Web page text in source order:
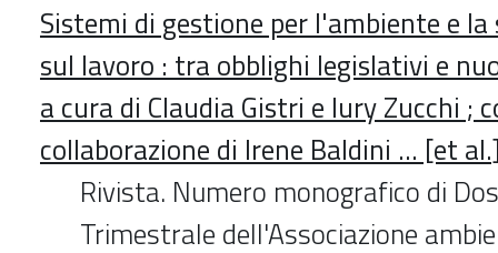
Sistemi di gestione per l'ambiente e la
sul lavoro : tra obblighi legislativi e
a cura di Claudia Gistri e Iury Zucchi ;
collaborazione di Irene Baldini ... [et
Rivista. Numero monografico di
Trimestrale dell'Associazione